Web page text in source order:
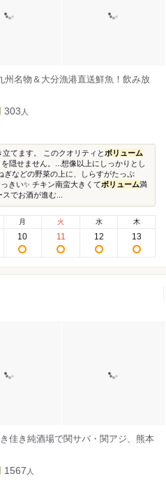
州名物＆大分漁港直送鮮魚！飲み放
303 人
立てます。 このクオリティと ボリューム
隠せません。...想像以上にしっかりとし
ぎなどの野菜の上に、しらすがたっぷ
きい✨ チキン南蛮大きくてボリューム満
でお酒が進む...
月
10
火
11
水
12
木
13
佳き純酒場で関サバ・関アジ、熊本
1567 人